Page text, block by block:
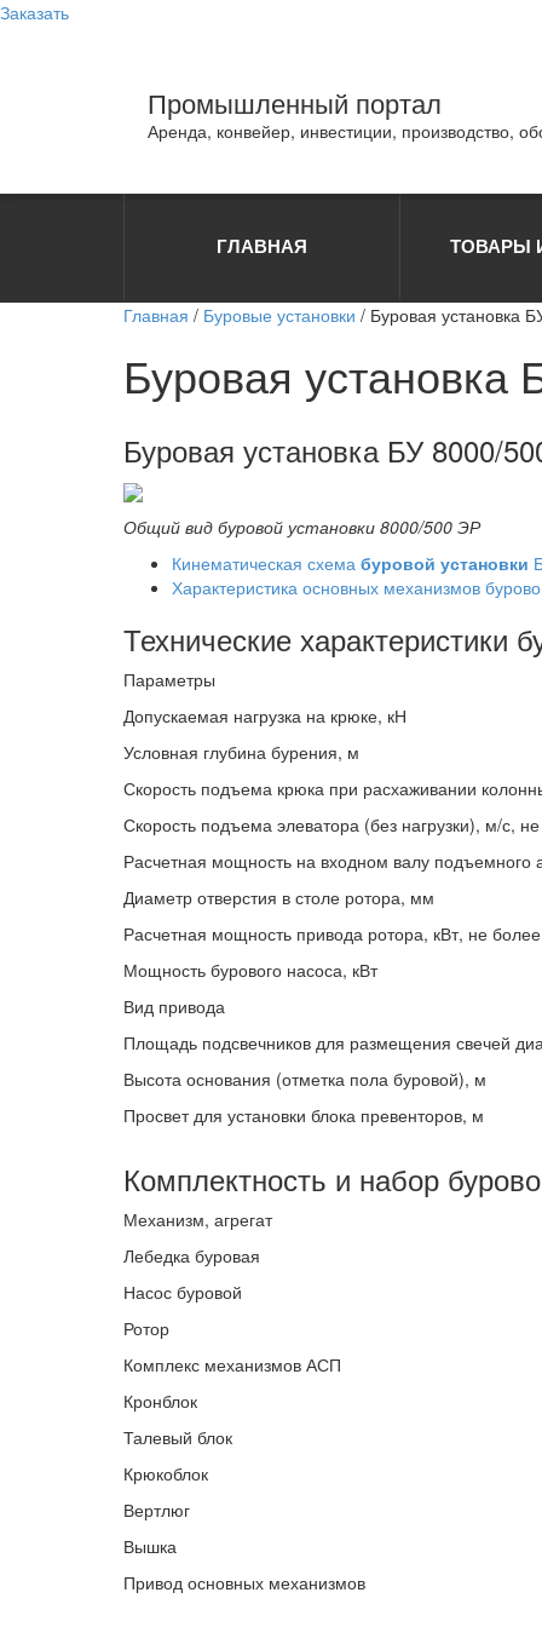
Заказать
Промышленный портал
Аренда, конвейер, инвестиции, производство,
ГЛАВНАЯ ТОВАРЫ
Главная / Буровые установки / Буровая установка
Буровая
Буровая установка БУ 8000/
Общий вид буровой установки 8000/500 ЭР
Кинематическая схема буровой установки
Характеристика основных механизмов
Технические характеристики
Параметры
Допускаемая нагрузка на крюке, кН
Условная глубина бурения, м
Скорость подъема крюка при расхаживании
Скорость подъема элеватора (без нагрузки), м/с,
Расчетная мощность на входном валу подъемного
Диаметр отверстия в столе ротора, мм
Расчетная мощность привода ротора, кВт, не более
Мощность бурового насоса, кВт
Вид привода
Площадь подсвечников для размещения свечей
Высота основания (отметка пола буровой), м
Просвет для установки блока превенторов, м
Комплектность и набор
Механизм, агрегат
Лебедка буровая
Насос буровой
Ротор
Комплекс механизмов АСП
Кронблок
Талевый блок
Крюкоблок
Вертлюг
Вышка
Привод основных механизмов